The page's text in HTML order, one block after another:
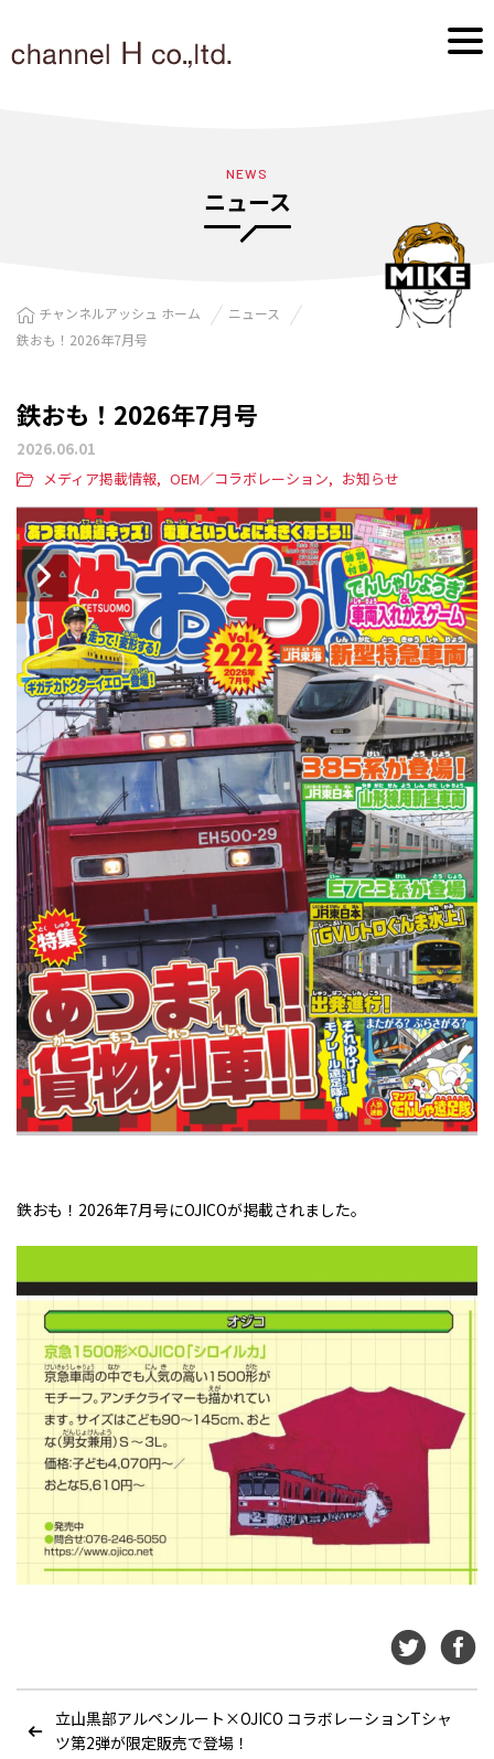
NEWS
ニュース
チャンネルアッシュ ホーム
ニュース
鉄おも！2026年7月号
鉄おも！2026年7月号
2026.06.01
メディア掲載情報
OEM／コラボレーション お知らせ
鉄おも！2026年7月号にOJICOが掲載されました。
立山黒部アルペンルート×OJICO コラボレーションTシャ
ツ第2弾が限定販売で登場！